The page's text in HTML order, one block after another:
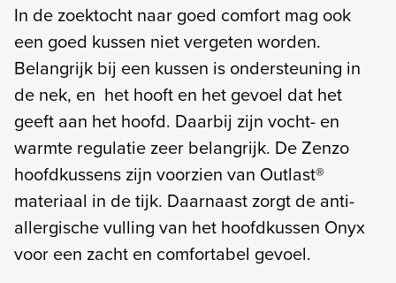
In de zoektocht naar goed comfort mag ook
een goed kussen niet vergeten worden.
Belangrijk bij een kussen is ondersteuning in
de nek, en het hooft en het gevoel dat het
geeft aan het hoofd. Daarbij zijn vocht- en
warmte regulatie zeer belangrijk. De Zenzo
hoofdkussens zijn voorzien van Outlast®
materiaal in de tijk. Daarnaast zorgt de anti-
allergische vulling van het hoofdkussen Onyx
voor een zacht en comfortabel gevoel.